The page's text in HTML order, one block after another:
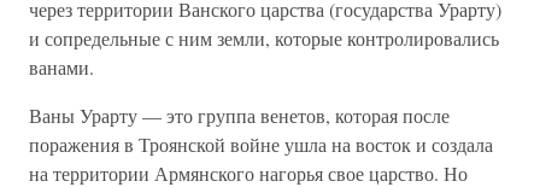
через территории Ванского царства (государства Урарту)
и сопредельные с ним земли, которые контролировались
ванами.
Ваны Урарту — это группа венетов, которая после
поражения в Троянской войне ушла на восток и создала
на территории Армянского нагорья свое царство. Но